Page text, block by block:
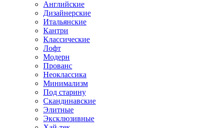
Английские
Дизайнерские
Итальянские
Кантри
Классические
Лофт
Модерн
Прованс
Неоклассика
Минимализм
Под старину
Скандинавские
Элитные
Эксклюзивные